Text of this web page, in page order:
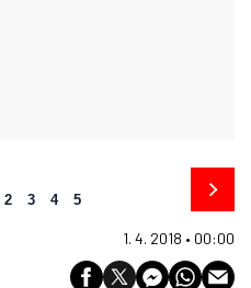
2 3 4 5
1. 4. 2018 • 00:00